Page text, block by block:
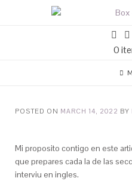
0
POSTED ON MARCH 14, 2022 BY
Mi proposito contigo en este
que prepares cada la de las
interviu en ingles.